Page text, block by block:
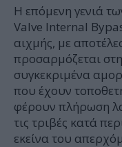
Η επόμενη γενιά
Valve Internal
αιχμής, με
προσαρμόζεται
συγκεκριμένα
που έχουν
φέρουν πλήρωση
τις τριβές κατά
εκείνα του